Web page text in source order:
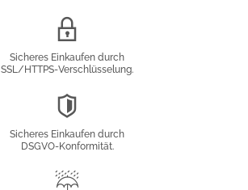
Sicheres Einkaufen durch
SSL/HTTPS-Verschlüsselung.
Sicheres Einkaufen durch
DSGVO-Konformität.